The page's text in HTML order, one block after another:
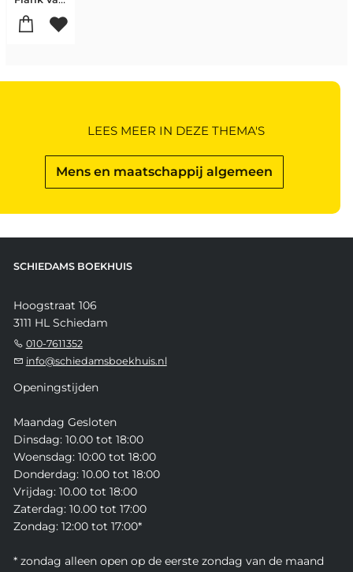
Mens en maatschappij algemeen
LEES MEER IN DEZE THEMA'S
SCHIEDAMS BOEKHUIS
Hoogstraat 106
3111 HL Schiedam
010-7611352
info@schiedamsboekhuis.nl
Openingstijden
Maandag Gesloten
Dinsdag: 10.00 tot 18:00
Woensdag: 10:00 tot 18:00
Donderdag: 10.00 tot 18:00
Vrijdag: 10.00 tot 18:00
Zaterdag: 10.00 tot 17:00
Zondag: 12:00 tot 17:00*
* zondag alleen open op de eerste zondag van de maand